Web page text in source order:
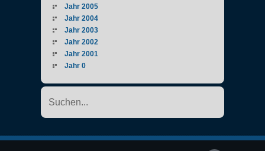
Jahr 2005
Jahr 2004
Jahr 2003
Jahr 2002
Jahr 2001
Jahr 0